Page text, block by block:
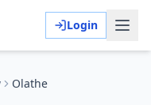
Login
Olathe